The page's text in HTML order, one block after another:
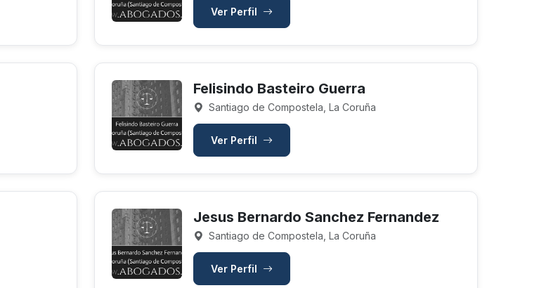
Ver Perfil
Felisindo Basteiro Guerra
Santiago de Compostela, La Coruña
Ver Perfil
Jesus Bernardo Sanchez Fernandez
Santiago de Compostela, La Coruña
Ver Perfil